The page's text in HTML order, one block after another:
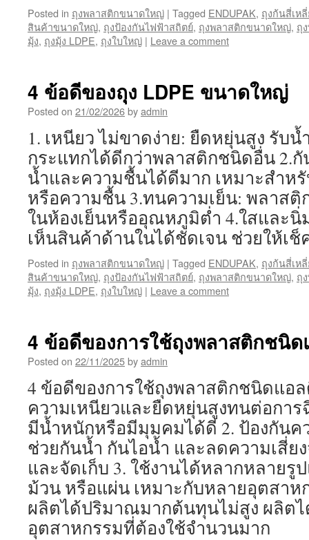
Posted in ถุงพลาสติกขนาดใหญ่ | Tagged ENDUPAK, ถุงก้นสี่เห
สินค้าขนาดใหญ่, ถุงป้องกันไฟฟ้าสถิตย์, ถุงพลาสติกขนาดใหญ่, ถุ
มุ้ง, ถุงมุ้ง LDPE, ถุงใบใหญ่ | Leave a comment
4 ข้อดีของถุง LDPE ขนาดใหญ่
Posted on 21/02/2026byadmin
1. เหนียว ไม่ขาดง่าย: ยืดหยุ่นสูง รับ
กระแทกได้ดีกว่าพลาสติกชนิดอื่น 2.
น้ำและความชื้นได้ดีมาก เหมาะสำห
หรือความชื้น 3.ทนความเย็น: พลาสติ
ในห้องเย็นหรืออุณหภูมิต่ำ 4.ใสและนิ่
เห็นสินค้าด้านในได้ชัดเจน ช่วยให้เช็
Posted in ถุงพลาสติกขนาดใหญ่ | Tagged ENDUPAK, ถุงก้นสี่เห
สินค้าขนาดใหญ่, ถุงป้องกันไฟฟ้าสถิตย์, ถุงพลาสติกขนาดใหญ่, ถุ
มุ้ง, ถุงมุ้ง LDPE, ถุงใบใหญ่ | Leave a comment
4 ข้อดีของการใช้ถุงพลาสติกชนิด
Posted on 22/11/2025byadmin
4 ข้อดีของการใช้ถุงพลาสติกชนิดแอล
ความเหนียวและยืดหยุ่นสูงทนต่อกา
มีน้ำหนักหรือมีมุมคมได้ดี 2. ป้องกันค
ช่วยกันน้ำ กันไอน้ำ และลดความเสี่ย
และจัดเก็บ 3. ใช้งานได้หลากหลาย
ม้วน หรือแผ่น เหมาะกับหลายอุตสาห
ผลิตได้ปริมาณมากต้นทุนไม่สูง ผลิตไ
อุตสาหกรรมที่ต้องใช้จำนวนมาก